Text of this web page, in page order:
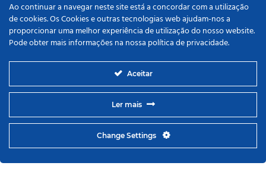
Ao continuar a navegar neste site está a concordar com a utilização
de cookies. Os Cookies e outras tecnologias web ajudam-nos a
proporcionar uma melhor experiência de utilização do nosso website.
Pode obter mais informações na nossa política de privacidade.
Aceitar
Ler mais
Change Settings